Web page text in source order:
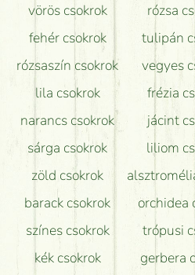
Hogy marad a lehető
Tudok adventi koszorút
vörös csokrok
fehér csokrok
rózsaszín csokrok
lila csokrok
narancs csokrok
sárga csokrok
zöld csokrok
barack csokrok
színes csokrok
kék csokrok
rózsa
tulipán
vegyes
frézia
jácint
liliom
orchidea
trópusi
gerbera